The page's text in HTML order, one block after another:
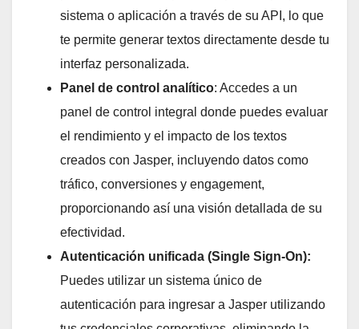
sistema o aplicación a través de su API, lo que
te permite generar textos directamente desde tu
interfaz personalizada.
Panel de control analítico: Accedes a un
panel de control integral donde puedes evaluar
el rendimiento y el impacto de los textos
creados con Jasper, incluyendo datos como
tráfico, conversiones y engagement,
proporcionando así una visión detallada de su
efectividad.
Autenticación unificada (Single Sign-On):
Puedes utilizar un sistema único de
autenticación para ingresar a Jasper utilizando